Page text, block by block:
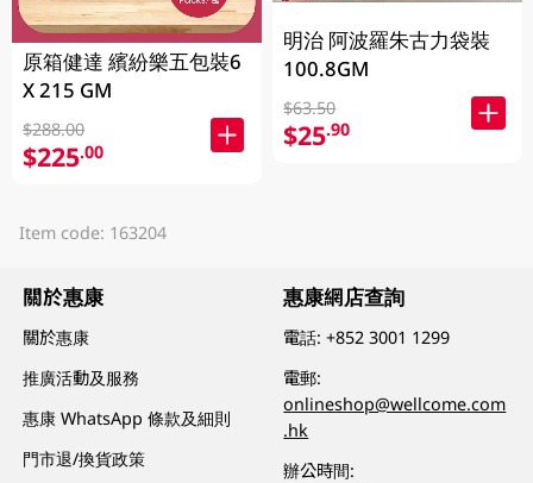
原箱健達 繽紛樂五包裝6
X 215 GM
$288.00
$225.00
明治 阿波羅朱古力袋裝
100.8GM
$63.50
$25.90
Item code: 163204
關於惠康
關於惠康
推廣活動及服務
惠康 WhatsApp 條款及細則
門市退/換貨政策
惠康網店查詢
電話:+852 3001 1299
電郵:
onlineshop@wellcome.com
.hk
辦公時間: